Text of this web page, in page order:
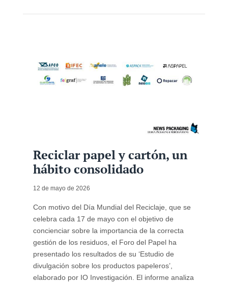
Reciclar papel y cartón, un
hábito consolidado
12 de mayo de 2026
Con motivo del Día Mundial del Reciclaje, que se
celebra cada 17 de mayo con el objetivo de
concienciar sobre la importancia de la correcta
gestión de los residuos, el Foro del Papel ha
presentado los resultados de su ‘Estudio de
divulgación sobre los productos papeleros’,
elaborado por IO Investigación. El informe analiza